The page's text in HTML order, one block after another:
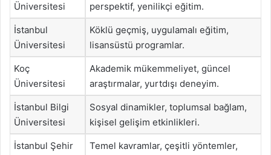
Üniversitesi
perspektif, yenilikçi eğitim.
İstanbul
Üniversitesi
Köklü geçmiş, uygulamalı eğitim,
lisansüstü programlar.
Koç
Üniversitesi
Akademik mükemmeliyet, güncel
araştırmalar, yurtdışı deneyim.
İstanbul Bilgi
Üniversitesi
Sosyal dinamikler, toplumsal bağlam,
kişisel gelişim etkinlikleri.
İstanbul Şehir
Temel kavramlar, çeşitli yöntemler,